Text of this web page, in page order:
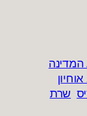
המדינה
אוחיון
שרת